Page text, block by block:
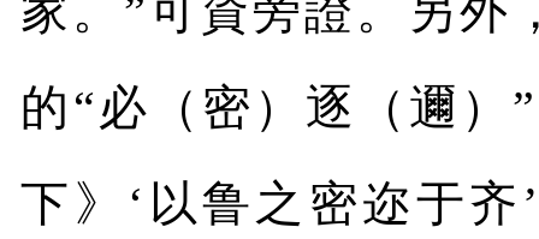
家。”可資旁證。另外
的“必（密）逐（邇）
下》‘以鲁之密迩于